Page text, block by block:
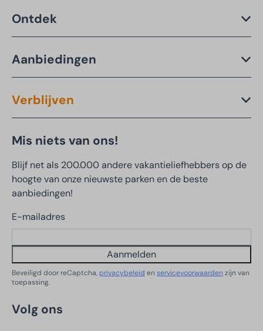
Ontdek
Aanbiedingen
Verblijven
Mis niets van ons!
Blijf net als 200.000 andere vakantieliefhebbers op de
hoogte van onze nieuwste parken en de beste
aanbiedingen!
E-mailadres
Aanmelden
Beveiligd door reCaptcha, privacybeleid en servicevoorwaarden zijn van
toepassing.
Volg ons